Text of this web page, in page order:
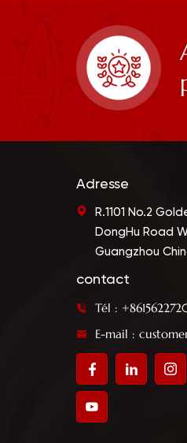
Adresse
R.1101 No.2
DongHu Road
Guangzhou
contact
Tél :
E-mail :